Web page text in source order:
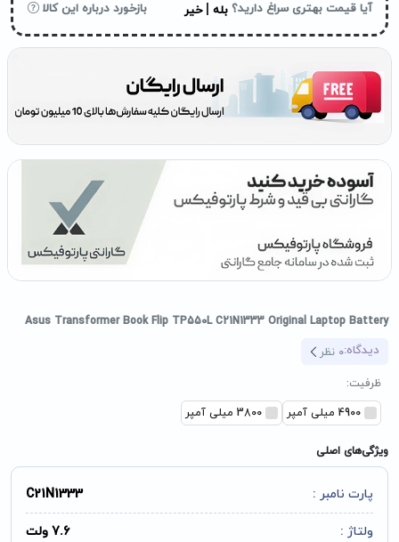
Asus Transformer Book Flip TP550L C21N1333 Original Laptop Battery
دیدگاه:0 نظر
ظرفیت:
4900 میلی آمپر 3800 میلی آمپر
ویژگی‌های اصلی
پارت نامبر : C21N1333
ولتاژ : 7.6 ولت
آیا قیمت بهتری سراغ دارید؟ بله خیر بازخورد درباره این کالا